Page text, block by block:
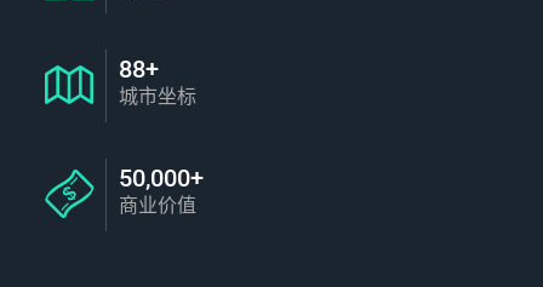
88+
城市坐标
50,000+
商业价值